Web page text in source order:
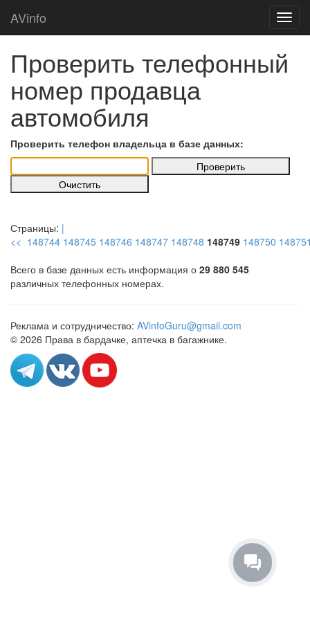
AVinfo
Проверить телефонный
номер продавца
автомобиля
Проверить телефон владельца в базе данных:
Страницы: |
<< 148744 148745 148746 148747 148748 148749 148750
Всего в базе данных есть информация о 29 880 545
различных телефонных номерах.
Реклама и сотрудничество: AVinfoGuru@gmail.com
© 2026 Права в бардачке, аптечка в багажнике.